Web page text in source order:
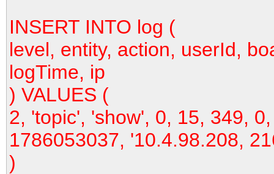
INSERT INTO log (
level, entity, action, userId,
logTime, ip
) VALUES (
2, 'topic', 'show', 0, 15, 349,
1786053037, '10.4.98.208,
)